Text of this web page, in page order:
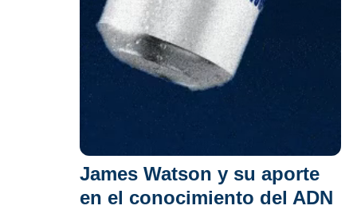
James Watson y su aporte
en el conocimiento del ADN